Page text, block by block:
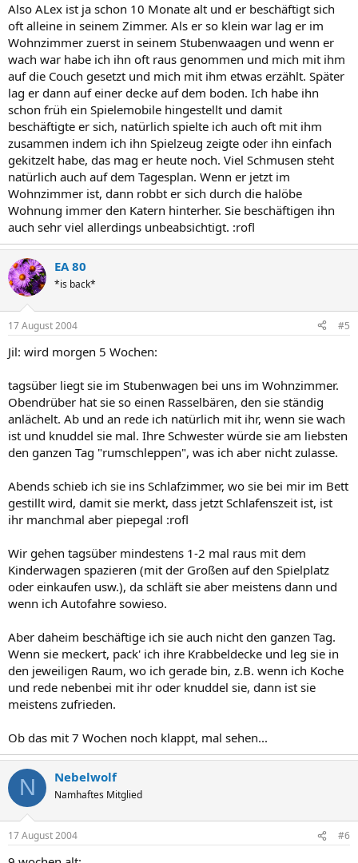
Also ALex ist ja schon 10 Monate alt und er beschäftigt sich
oft alleine in seinem Zimmer. Als er so klein war lag er im
Wohnzimmer zuerst in seinem Stubenwaagen und wenn er
wach war habe ich ihn oft raus genommen und mich mit ihm
auf die Couch gesetzt und mich mit ihm etwas erzählt. Später
lag er dann auf einer decke auf dem boden. Ich habe ihn
schon früh ein Spielemobile hingestellt und damit
beschäftigte er sich, natürlich spielte ich auch oft mit ihm
zusammen indem ich ihn Spielzeug zeigte oder ihn einfach
gekitzelt habe, das mag er heute noch. Viel Schmusen steht
natürlich auch auf dem Tagesplan. Wenn er jetzt im
Wohnzimmer ist, dann robbt er sich durch die halöbe
Wohnung immer den Katern hinterher. Sie beschäftigen ihn
auch sehr viel allerdings unbeabsichtigt. :rofl
EA 80
*is back*
17 August 2004 #5
Jil: wird morgen 5 Wochen:
tagsüber liegt sie im Stubenwagen bei uns im Wohnzimmer.
Obendrüber hat sie so einen Rasselbären, den sie ständig
anlächelt. Ab und an rede ich natürlich mit ihr, wenn sie wach
ist und knuddel sie mal. Ihre Schwester würde sie am liebsten
den ganzen Tag "rumschleppen", was ich aber nicht zulasse.
Abends schieb ich sie ins Schlafzimmer, wo sie bei mir im Bett
gestillt wird, damit sie merkt, dass jetzt Schlafenszeit ist, ist
ihr manchmal aber piepegal :rofl
Wir gehen tagsüber mindestens 1-2 mal raus mit dem
Kinderwagen spazieren (mit der Großen auf den Spielplatz
oder einkaufen usw.), da schläft sie aber meistens dann und
wenn ich Autofahre sowieso.
Aber daheim beschäftige ich sie auch nicht den ganzen Tag.
Wenn sie meckert, pack' ich ihre Krabbeldecke und leg sie in
den jeweiligen Raum, wo ich gerade bin, z.B. wenn ich Koche
und rede nebenbei mit ihr oder knuddel sie, dann ist sie
meistens zufrieden.
Ob das mit 7 Wochen noch klappt, mal sehen...
N Nebelwolf
Namhaftes Mitglied
17 August 2004 #6